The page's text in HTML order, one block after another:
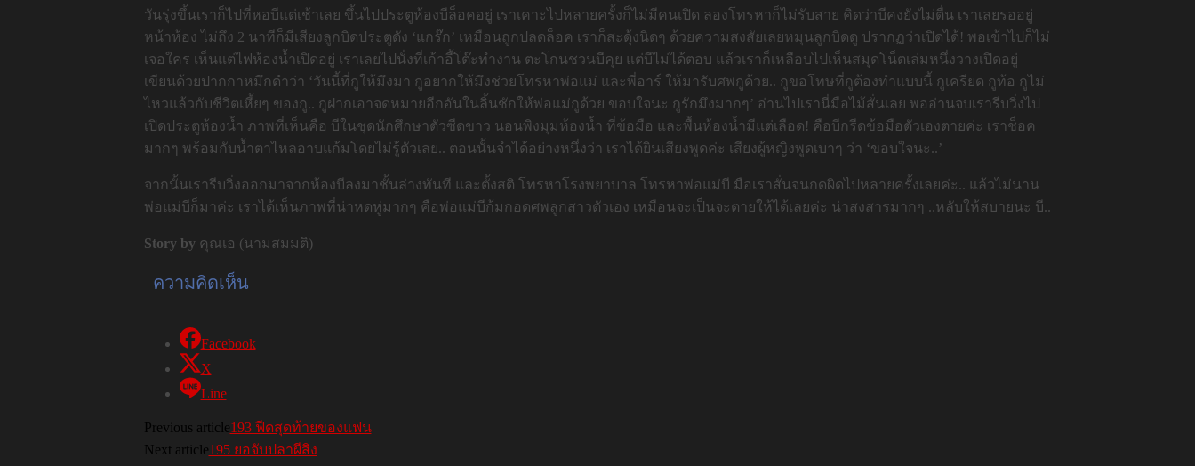
วันรุ่งขึ้นเราก็ไปที่หอบีแต่เช้าเลย ขึ้นไปประตูห้องบีล็อคอยู่ เราเคาะไปหลายครั้งก็ไม่มีคนเปิด ลองโทรหาก็ไม่รับสาย คิดว่าบีคงยังไม่ตื่น เราเลยรออยู่
หน้าห้อง ไม่ถึง 2 นาทีก็มีเสียงลูกบิดประตูดัง ‘แกร๊ก’ เหมือนถูกปลดล็อค เราก็สะดุ้งนิดๆ ด้วยความสงสัยเลยหมุนลูกบิดดู ปรากฏว่าเปิดได้! พอเข้าไปก็ไม่
เจอใคร เห็นแต่ไฟห้องน้ำเปิดอยู่ เราเลยไปนั่งที่เก้าอี้โต๊ะทำงาน ตะโกนชวนบีคุย แต่บีไม่ได้ตอบ แล้วเราก็เหลือบไปเห็นสมุดโน็ตเล่มหนึ่งวางเปิดอยู่
เขียนด้วยปากกาหมึกดำว่า ‘วันนี้ที่กูให้มึงมา กูอยากให้มึงช่วยโทรหาพ่อแม่ และพี่อาร์ ให้มารับศพกูด้วย.. กูขอโทษที่กูต้องทำแบบนี้ กูเครียด กูท้อ กูไม่
ไหวแล้วกับชีวิตเหี้ยๆ ของกู.. กูฝากเอาจดหมายอีกอันในลิ้นชักให้พ่อแม่กูด้วย ขอบใจนะ กูรักมึงมากๆ’ อ่านไปเรานี่มือไม้สั่นเลย พออ่านจบเรารีบวิ่งไป
เปิดประตูห้องน้ำ ภาพที่เห็นคือ บีในชุดนักศึกษาตัวซีดขาว นอนพิงมุมห้องน้ำ ที่ข้อมือ และพื้นห้องน้ำมีแต่เลือด! คือบีกรีดข้อมือตัวเองตายค่ะ เราช็อค
มากๆ พร้อมกับน้ำตาไหลอาบแก้มโดยไม่รู้ตัวเลย.. ตอนนั้นจำได้อย่างหนึ่งว่า เราได้ยินเสียงพูดค่ะ เสียงผู้หญิงพูดเบาๆ ว่า ‘ขอบใจนะ..’
จากนั้นเรารีบวิ่งออกมาจากห้องบีลงมาชั้นล่างทันที และตั้งสติ โทรหาโรงพยาบาล โทรหาพ่อแม่บี มือเราสั่นจนกดผิดไปหลายครั้งเลยค่ะ.. แล้วไม่นาน
พ่อแม่บีก็มาค่ะ เราได้เห็นภาพที่น่าหดหู่มากๆ คือพ่อแม่บีก้มกอดศพลูกสาวตัวเอง เหมือนจะเป็นจะตายให้ได้เลยค่ะ น่าสงสารมากๆ ..หลับให้สบายนะ บี..
Story byคุณเอ (นามสมมติ)
ความคิดเห็น
Facebook
X
Line
Previous article193 ฟีดสุดท้ายของแฟน
Next article195 ยอจับปลาผีสิง